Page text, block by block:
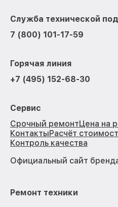
Служба технической
7 (800) 101-17-59
Горячая линия
+7 (495) 152-68-30
Сервис
Срочный ремонтЦена на
КонтактыРасчёт
Контроль качества
Официальный сайт
Ремонт техники